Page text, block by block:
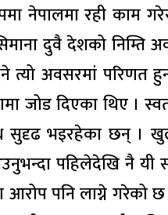
नेपालमा रही काम
दुवै देशको निम्ति
त्यो अवसरमां
जोड दिएका थिए ।
भइरहेका छन् ।
पहिलेदेखि नै यी
पनि लाग्ने गरेको छ